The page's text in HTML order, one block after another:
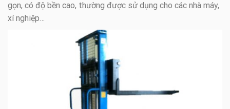
gọn, có độ bền cao, thường được sử dụng cho các nhà máy,
xí nghiệp…